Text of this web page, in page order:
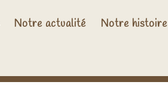
Notre actualité Notre histoire